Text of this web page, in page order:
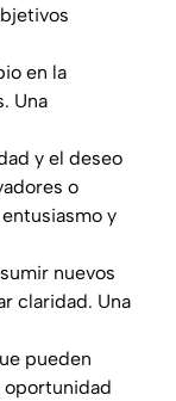
en la
Una
y el deseo
o
y
nuevos
claridad. Una
pueden
oportunidad